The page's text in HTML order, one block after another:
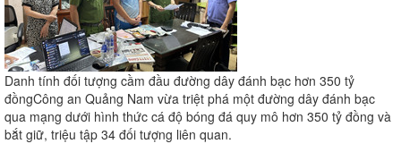
Danh tính đối tượng cầm đầu đường dây đánh bạc hơn 350 tỷ
đồngCông an Quảng Nam vừa triệt phá một đường dây đánh bạc
qua mạng dưới hình thức cá độ bóng đá quy mô hơn 350 tỷ đồng và
bắt giữ, triệu tập 34 đối tượng liên quan.